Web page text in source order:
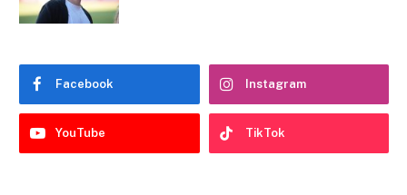
Facebook Instagram
YouTube TikTok